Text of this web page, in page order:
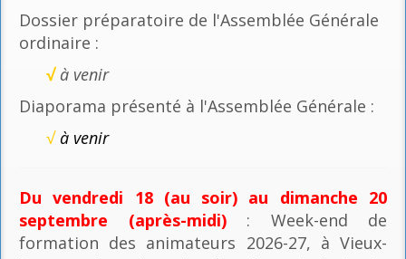
Dossier préparatoire de l'Assemblée Générale
ordinaire :
√ à venir
Diaporama présenté à l'Assemblée Générale :
√à venir
Du vendredi 18 (au soir) au dimanche 20
septembre (après-midi): Week-end de
formation des animateurs 2026-27, à Vieux-